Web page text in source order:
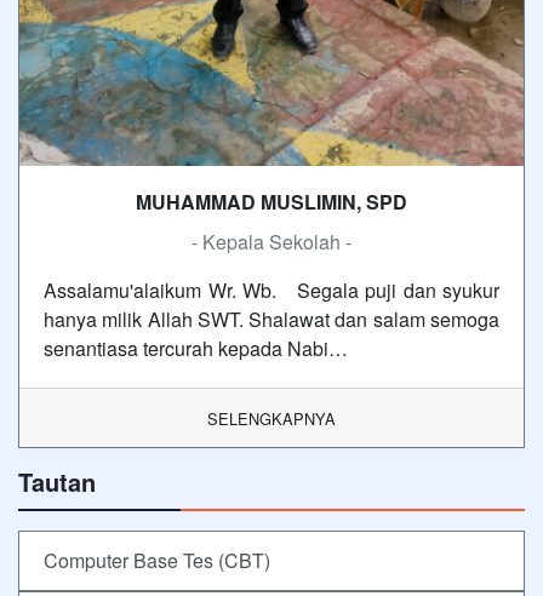
MUHAMMAD MUSLIMIN, SPD
- Kepala Sekolah -
Assalamu'alaikum Wr. Wb. Segala puji dan syukur
hanya milik Allah SWT. Shalawat dan salam semoga
senantiasa tercurah kepada Nabi…
SELENGKAPNYA
Tautan
Computer Base Tes (CBT)